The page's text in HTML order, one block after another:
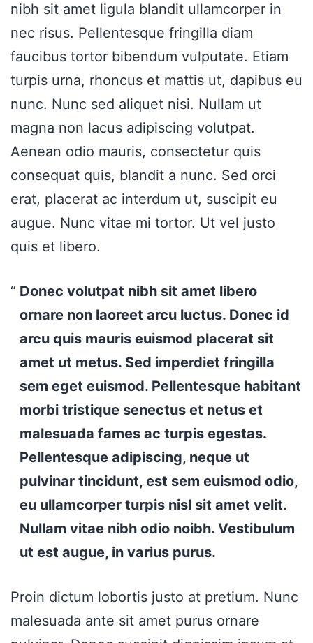
nibh sit amet ligula blandit ullamcorper in
nec risus. Pellentesque fringilla diam
faucibus tortor bibendum vulputate. Etiam
turpis urna, rhoncus et mattis ut, dapibus eu
nunc. Nunc sed aliquet nisi. Nullam ut
magna non lacus adipiscing volutpat.
Aenean odio mauris, consectetur quis
consequat quis, blandit a nunc. Sed orci
erat, placerat ac interdum ut, suscipit eu
augue. Nunc vitae mi tortor. Ut vel justo
quis et libero.
Donec volutpat nibh sit amet libero
ornare non laoreet arcu luctus. Donec id
arcu quis mauris euismod placerat sit
amet ut metus. Sed imperdiet fringilla
sem eget euismod. Pellentesque habitant
morbi tristique senectus et netus et
malesuada fames ac turpis egestas.
Pellentesque adipiscing, neque ut
pulvinar tincidunt, est sem euismod odio,
eu ullamcorper turpis nisl sit amet velit.
Nullam vitae nibh odio noibh. Vestibulum
ut est augue, in varius purus.
Proin dictum lobortis justo at pretium. Nunc
malesuada ante sit amet purus ornare